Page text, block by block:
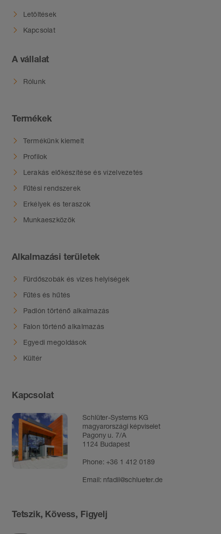
Letöltések
Kapcsolat
A vállalat
Rólunk
Termékek
Termékünk kiemelt
Profilok
Lerakás előkészítése és vízelvezetés
Fűtési rendszerek
Erkélyek és teraszok
Munkaeszközök
Alkalmazási területek
Fürdőszobák és vizes helyiségek
Fűtés és hűtés
Padlón történő alkalmazás
Falon történő alkalmazás
Egyedi megoldások
Kültér
Kapcsolat
Schlüter-Systems KG
magyarországi képviselet
Pagony u. 7/A
1124 Budapest
Phone:+36 1 412 0189
Email: nfadil@schlueter.de
Tetszik, Kövess, Figyelj